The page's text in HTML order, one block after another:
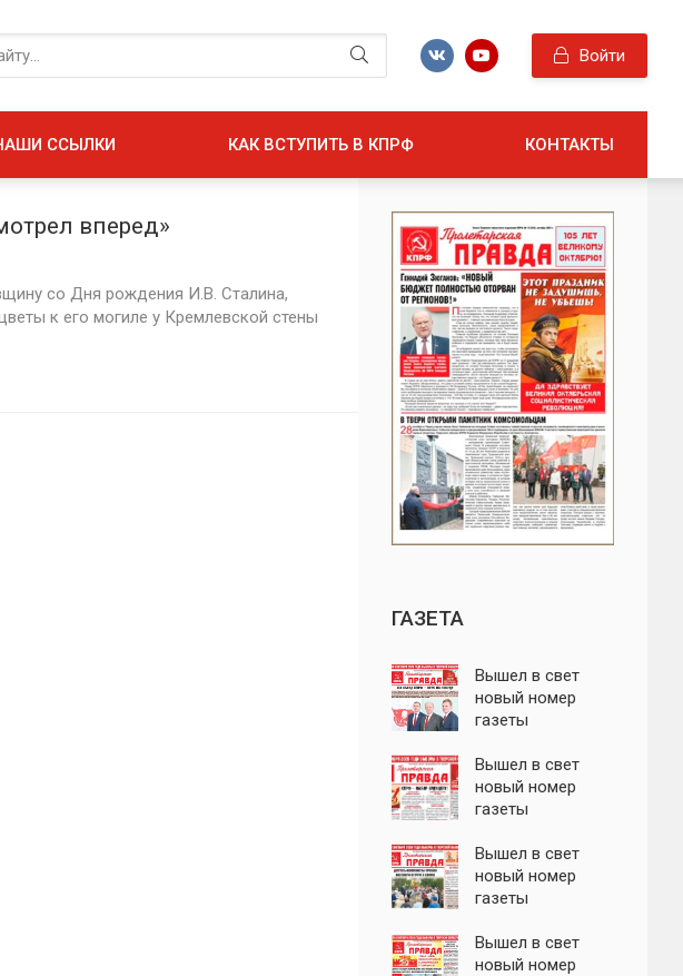
Войти
ССЫЛКИ КАК ВСТУПИТЬ В КПРФ КОНТАКТЫ
вперед»
со Дня рождения И.В. Сталина,
к его могиле у Кремлевской стены
ГАЗЕТА
Вышел в свет
новый номер
газеты
правда"
Вышел в свет
новый номер
газеты
правда"
Вышел в свет
новый номер
газеты
правда"
Вышел в свет
новый номер